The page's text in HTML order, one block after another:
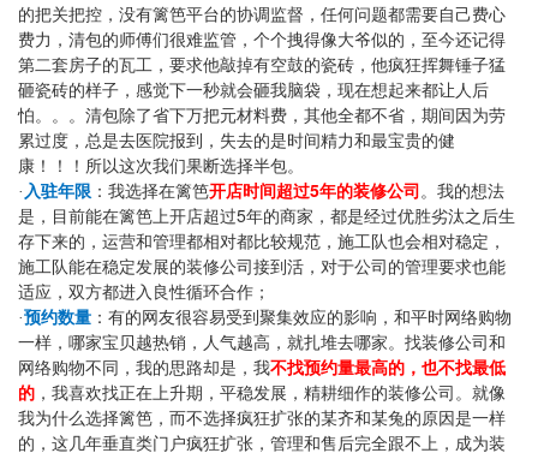
的把关把控，没有篱笆平台的协调监督，任何问题都需要自己费心
费力，清包的师傅们很难监管，个个拽得像大爷似的，至今还记得
第二套房子的瓦工，要求他敲掉有空鼓的瓷砖，他疯狂挥舞锤子猛
砸瓷砖的样子，感觉下一秒就会砸我脑袋，现在想起来都让人后
怕。。。清包除了省下万把元材料费，其他全都不省，期间因为劳
累过度，总是去医院报到，失去的是时间精力和最宝贵的健
康！！！所以这次我们果断选择半包。
· 入驻年限 ：我选择在篱笆开店时间超过5年的装修公司 。我的想法
是，目前能在篱笆上开店超过5年的商家，都是经过优胜劣汰之后生
存下来的，运营和管理都相对都比较规范，施工队也会相对稳定，
施工队能在稳定发展的装修公司接到活，对于公司的管理要求也能
适应，双方都进入良性循环合作；
·预约数量 ：有的网友很容易受到聚集效应的影响，和平时网络购物
一样，哪家宝贝越热销，人气越高，就扎堆去哪家。找装修公司和
网络购物不同，我的思路却是，我不找预约量最高的，也不找最低
的 ，我喜欢找正在上升期，平稳发展，精耕细作的装修公司。就像
我为什么选择篱笆，而不选择疯狂扩张的某齐和某兔的原因是一样
的，这几年垂直类门户疯狂扩张，管理和售后完全跟不上，成为装